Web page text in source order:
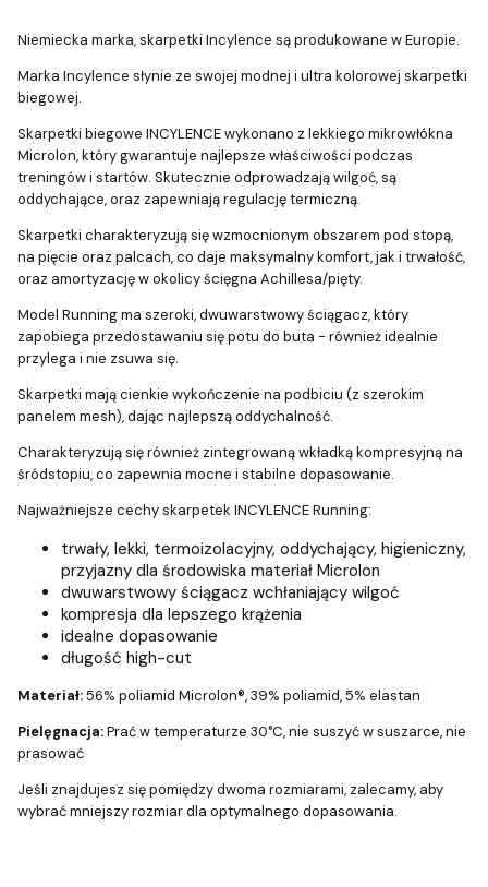
Niemiecka marka, skarpetki Incylence są produkowane w Europie.
Marka Incylence słynie ze swojej modnej i ultra kolorowej skarpetki
biegowej.
Skarpetki biegowe INCYLENCE wykonano z lekkiego mikrowłókna
Microlon, który gwarantuje najlepsze właściwości podczas
treningów i startów. Skutecznie odprowadzają wilgoć, są
oddychające, oraz zapewniają regulację termiczną.
Skarpetki charakteryzują się wzmocnionym obszarem pod stopą,
na pięcie oraz palcach, co daje maksymalny komfort, jak i trwałość,
oraz amortyzację w okolicy ścięgna Achillesa/pięty.
Model Running ma szeroki, dwuwarstwowy ściągacz, który
zapobiega przedostawaniu się potu do buta - również idealnie
przylega i nie zsuwa się.
Skarpetki mają cienkie wykończenie na podbiciu (z szerokim
panelem mesh), dając najlepszą oddychalność.
Charakteryzują się również zintegrowaną wkładką kompresyjną na
śródstopiu, co zapewnia mocne i stabilne dopasowanie.
Najważniejsze cechy skarpetek INCYLENCE Running:
trwały, lekki, termoizolacyjny, oddychający, higieniczny,
przyjazny dla środowiska materiał Microlon
dwuwarstwowy ściągacz wchłaniający wilgoć
kompresja dla lepszego krążenia
idealne dopasowanie
długość high-cut
Materiał:56% poliamid Microlon®, 39% poliamid, 5% elastan
Pielęgnacja:Prać w temperaturze 30°C, nie suszyć w suszarce, nie
prasować
Jeśli znajdujesz się pomiędzy dwoma rozmiarami, zalecamy, aby
wybrać mniejszy rozmiar dla optymalnego dopasowania.